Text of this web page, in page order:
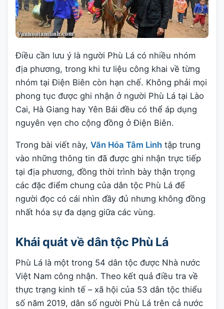
Điều cần lưu ý là người Phù Lá có nhiều nhóm
địa phương, trong khi tư liệu công khai về từng
nhóm tại Điện Biên còn hạn chế. Không phải mọi
phong tục được ghi nhận ở người Phù Lá tại Lào
Cai, Hà Giang hay Yên Bái đều có thể áp dụng
nguyên vẹn cho cộng đồng ở Điện Biên.
Trong bài viết này, Văn Hóa Tâm Linh tập trung
vào những thông tin đã được ghi nhận trực tiếp
tại địa phương, đồng thời trình bày thận trọng
các đặc điểm chung của dân tộc Phù Lá để
người đọc có cái nhìn đầy đủ nhưng không đồng
nhất hóa sự đa dạng giữa các vùng.
Khái quát về dân tộc Phù Lá
Phù Lá là một trong 54 dân tộc được Nhà nước
Việt Nam công nhận. Theo kết quả điều tra về
thực trạng kinh tế – xã hội của 53 dân tộc thiểu
số năm 2019, dân số người Phù Lá trên cả nước